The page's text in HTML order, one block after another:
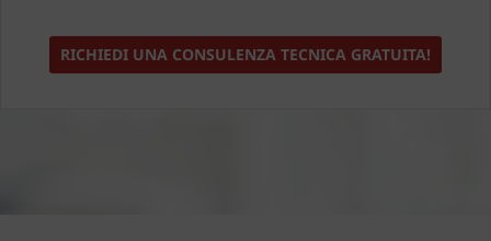
RICHIEDI UNA CONSULENZA TECNICA GRATUITA!